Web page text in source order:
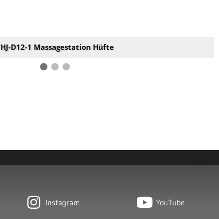
D12-1 Massagestation Hüfte
Instagram YouTube